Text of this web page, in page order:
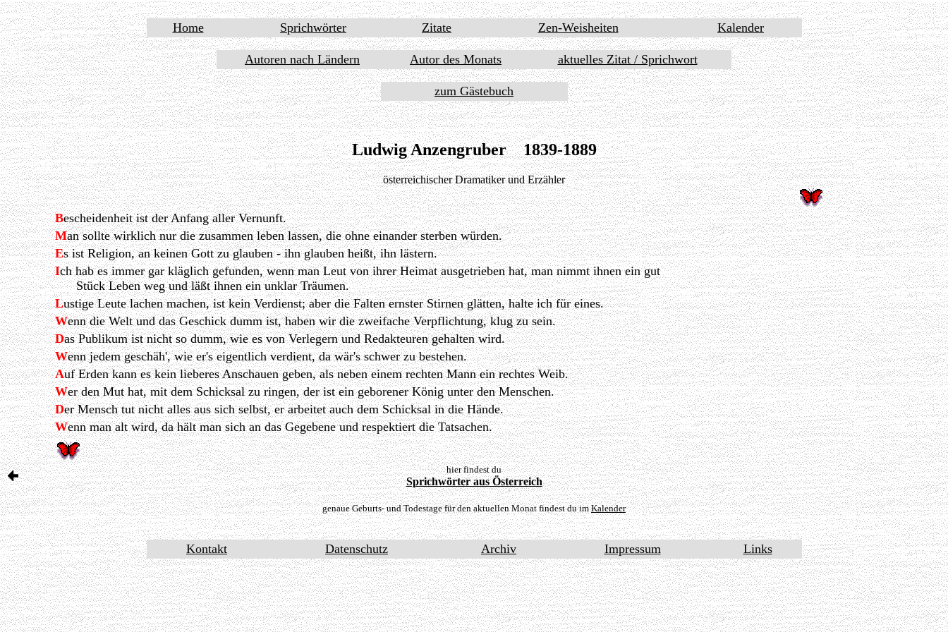
Home Sprichwörter Zitate Zen-Weisheiten Kalender
Autoren nach Ländern Autor des Monats aktuelles Zitat / Sprichwort
zum Gästebuch
Ludwig Anzengruber 1839-1889
österreichischer Dramatiker und Erzähler
Bescheidenheit ist der Anfang aller Vernunft.
Man sollte wirklich nur die zusammen leben lassen, die ohne einander sterben würden.
Es ist Religion, an keinen Gott zu glauben - ihn glauben heißt, ihn lästern.
Ich hab es immer gar kläglich gefunden, wenn man Leut von ihrer Heimat ausgetrieben hat, man nimmt ihnen ein gut
Stück Leben weg und läßt ihnen ein unklar Träumen.
Lustige Leute lachen machen, ist kein Verdienst; aber die Falten ernster Stirnen glätten, halte ich für eines.
Wenn die Welt und das Geschick dumm ist, haben wir die zweifache Verpflichtung, klug zu sein.
Das Publikum ist nicht so dumm, wie es von Verlegern und Redakteuren gehalten wird.
Wenn jedem geschäh', wie er's eigentlich verdient, da wär's schwer zu bestehen.
Auf Erden kann es kein lieberes Anschauen geben, als neben einem rechten Mann ein rechtes Weib.
Wer den Mut hat, mit dem Schicksal zu ringen, der ist ein geborener König unter den Menschen.
Der Mensch tut nicht alles aus sich selbst, er arbeitet auch dem Schicksal in die Hände.
Wenn man alt wird, da hält man sich an das Gegebene und respektiert die Tatsachen.
hier findest du
Sprichwörter aus Österreich
genaue Geburts- und Todestage für den aktuellen Monat findest du imKalender
Kontakt Datenschutz Archiv Impressum Links